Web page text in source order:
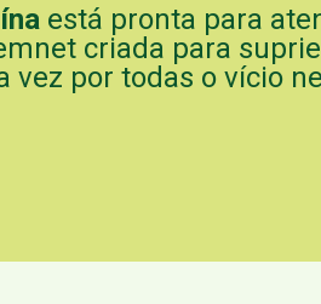
está pronta para
criada para
vez por todas o vício